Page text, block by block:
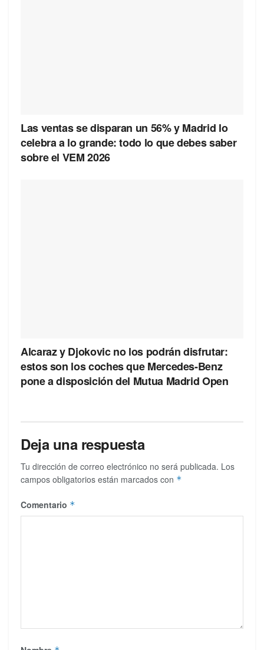
Las ventas se disparan un 56% y Madrid lo
celebra a lo grande: todo lo que debes saber
sobre el VEM 2026
Alcaraz y Djokovic no los podrán disfrutar:
estos son los coches que Mercedes-Benz
pone a disposición del Mutua Madrid Open
Deja una respuesta
Tu dirección de correo electrónico no será publicada. Los
campos obligatorios están marcados con *
Comentario *